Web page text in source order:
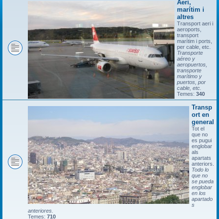
Aeri,
marítim i
altres
Transport aeri i
aeroports,
transport
marítim i ports,
per cable, etc.
Transporte
aéreo y
aeropuertos,
transporte
marítimo y
puertos, por
cable, etc.
Temes: 340
Transp
ort en
general
Tot el
que no
es pugui
englobar
als
apartats
anteriors.
Todo lo
que no
se pueda
englobar
en los
apartado
s
anteriores.
Temes: 710